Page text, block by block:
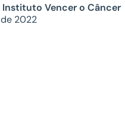
Instituto Vencer o Câncer
2022